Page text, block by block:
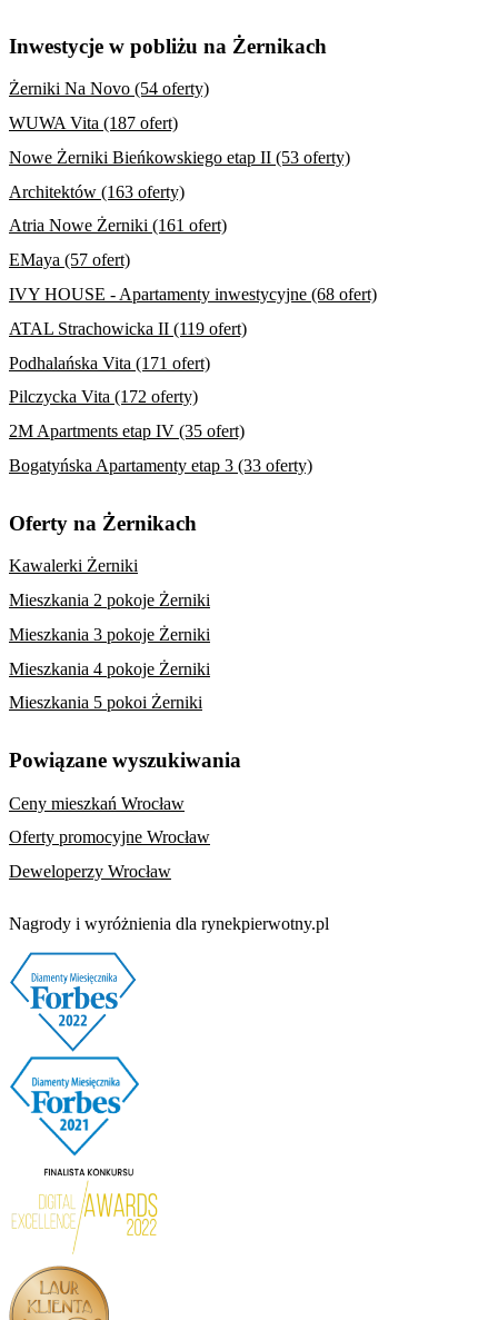
Inwestycje w pobliżu na Żernikach
Żerniki Na Novo (54 oferty)
WUWA Vita (187 ofert)
Nowe Żerniki Bieńkowskiego etap II (53 oferty)
Architektów (163 oferty)
Atria Nowe Żerniki (161 ofert)
EMaya (57 ofert)
IVY HOUSE - Apartamenty inwestycyjne (68 ofert)
ATAL Strachowicka II (119 ofert)
Podhalańska Vita (171 ofert)
Pilczycka Vita (172 oferty)
2M Apartments etap IV (35 ofert)
Bogatyńska Apartamenty etap 3 (33 oferty)
Oferty na Żernikach
Kawalerki Żerniki
Mieszkania 2 pokoje Żerniki
Mieszkania 3 pokoje Żerniki
Mieszkania 4 pokoje Żerniki
Mieszkania 5 pokoi Żerniki
Powiązane wyszukiwania
Ceny mieszkań Wrocław
Oferty promocyjne Wrocław
Deweloperzy Wrocław
Nagrody i wyróżnienia dla rynekpierwotny.pl